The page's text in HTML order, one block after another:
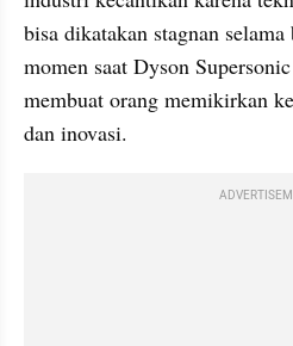
bisa dikatakan stagnan
momen saat Dyson
membuat orang memikirkan
dan inovasi.